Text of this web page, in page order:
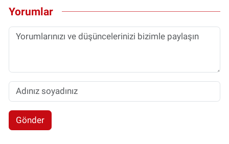
Yorumlar
Gönder